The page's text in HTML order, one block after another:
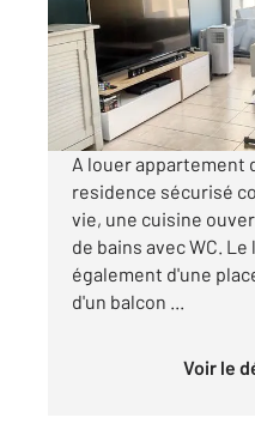
Appartement F3
660 €
par mois charges
A louer appartement
residence sécurisé
vie, une cuisine
de bains avec WC.
également d'une
d'un balcon ...
Voir le